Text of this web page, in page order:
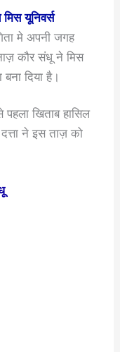
यूनिवर्स
मे अपनी जगह
कौर संधू ने मिस
दिया है।
खिताब हासिल
ने इस ताज़ को